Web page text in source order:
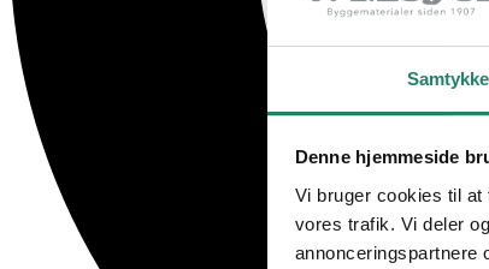
Samtykke
Denne hjemmeside
Vi bruger cookies til
vores trafik. Vi deler
annonceringspartnere